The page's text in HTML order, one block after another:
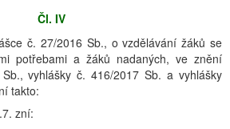
Čl. IV
č. 27/2016 Sb., o vzdělávání žáků se
potřebami a žáků nadaných, ve znění
vyhlášky č. 416/2017 Sb. a vyhlášky
takto:
zní: